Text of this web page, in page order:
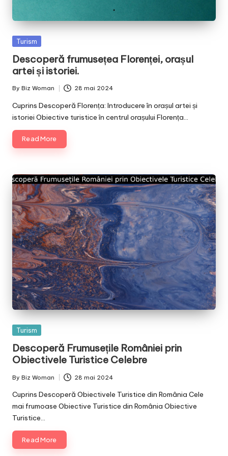
Posted
Turism
Descoperă frumusețea Florenței, orașul
artei și istoriei.
Posted
by
By Biz Woman 28 mai 2024
Cuprins Descoperă Florența: Introducere în orașul artei și
istoriei Obiective turistice în centrul orașului Florența…
Read More
Posted
Turism
Descoperă Frumusețile României prin
Obiectivele Turistice Celebre
Posted
by
By Biz Woman 28 mai 2024
Cuprins Descoperă Obiectivele Turistice din România Cele
mai frumoase Obiective Turistice din România Obiective
Turistice…
Read More